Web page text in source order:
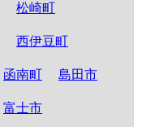
松崎町
西伊豆町
函南町 島田市
富士市